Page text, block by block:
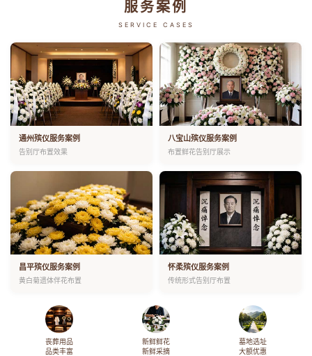
服务案例
SERVICE CASES
通州殡仪服务案例
告别厅布置效果
八宝山殡仪服务案例
布置鲜花告别厅展示
昌平殡仪服务案例
黄白菊遗体伴花布置
怀柔殡仪服务案例
传统形式告别厅布置
丧葬用品
品类丰富
新鲜鲜花
新鲜采摘
墓地选址
大额优惠